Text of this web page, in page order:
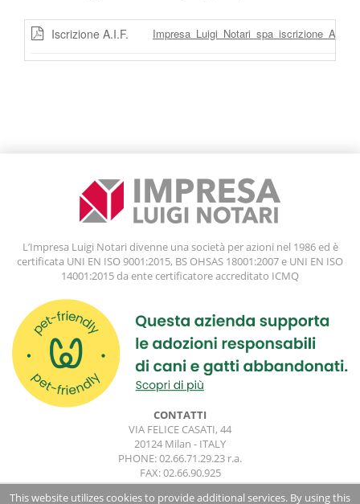
Iscrizione A.I.F.
L’Impresa Luigi Notari divenne una società per azioni nel 1986 ed è
certificata UNI EN ISO 9001:2015, BS OHSAS 18001:2007 e UNI EN ISO
14001:2015 da ente certificatore accreditato ICMQ
CONTATTI
VIA FELICE CASATI, 44
20124 Milan - ITALY
PHONE: 02.66.71.29.23 r.a.
FAX: 02.66.90.925
impresa.luiginotari@impresaluiginotari.com
This website utilizes cookies to provide additional services. By using this